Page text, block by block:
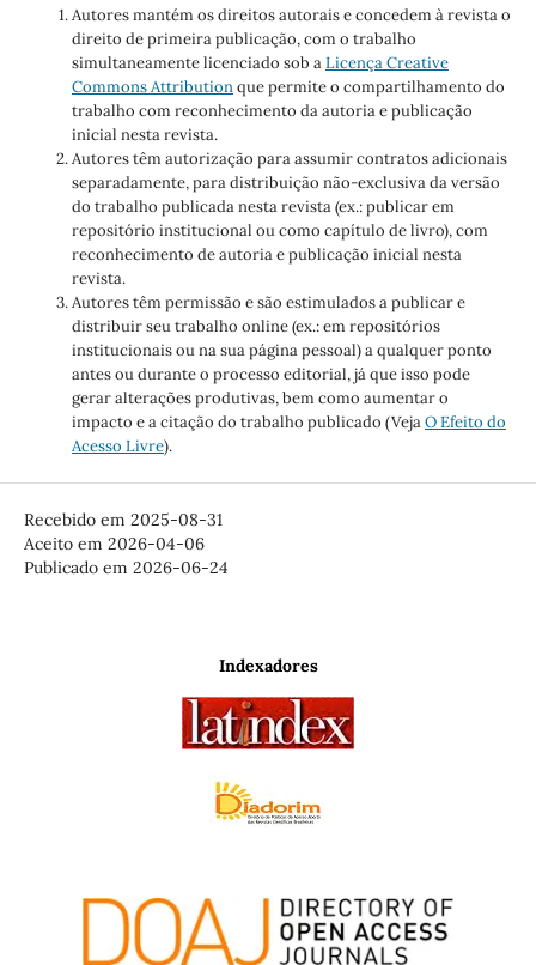
Autores mantém os direitos autorais e concedem à revista o
direito de primeira publicação, com o trabalho
simultaneamente licenciado sob aLicença Creative
Commons Attributionque permite o compartilhamento do
trabalho com reconhecimento da autoria e publicação
inicial nesta revista.
Autores têm autorização para assumir contratos adicionais
separadamente, para distribuição não-exclusiva da versão
do trabalho publicada nesta revista (ex.: publicar em
repositório institucional ou como capítulo de livro), com
reconhecimento de autoria e publicação inicial nesta
revista.
Autores têm permissão e são estimulados a publicar e
distribuir seu trabalho online (ex.: em repositórios
institucionais ou na sua página pessoal) a qualquer ponto
antes ou durante o processo editorial, já que isso pode
gerar alterações produtivas, bem como aumentar o
impacto e a citação do trabalho publicado (VejaO Efeito do
Acesso Livre).
Recebido em 2025-08-31
Aceito em 2026-04-06
Publicado em 2026-06-24
Indexadores